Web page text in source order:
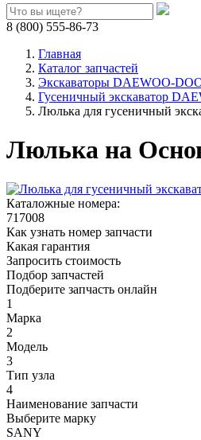
8 (800) 555-86-73
Главная
Каталог запчастей
Экскаваторы DAEWOO-
Гусеничный экскаватор
Люлька для гусеничный
Люлька на
Каталожные номера:
717008
Как узнать номер запчасти
Какая гарантия
Запросить стоимость
Подбор запчастей
Подберите запчасть онлайн
1
Марка
2
Модель
3
Тип узла
4
Наименование запчасти
Выберите марку
SANY